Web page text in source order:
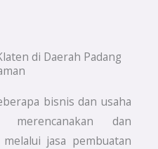
di Daerah Padang
bisnis dan usaha
dan
jasa pembuatan